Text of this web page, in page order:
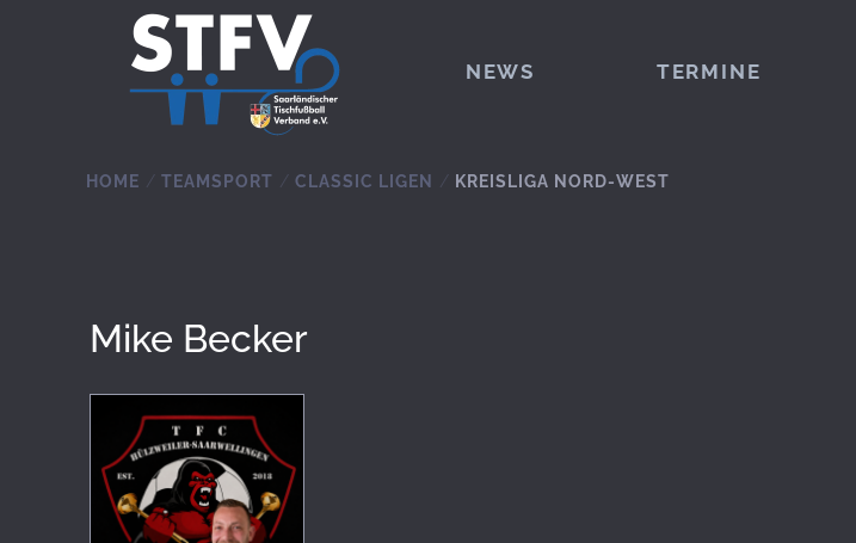
Zum Hauptinhalt springen
NEWS TERMINE
HOME TEAMSPORT CLASSIC LIGEN KREISLIGA NORD-WEST
Mike Becker